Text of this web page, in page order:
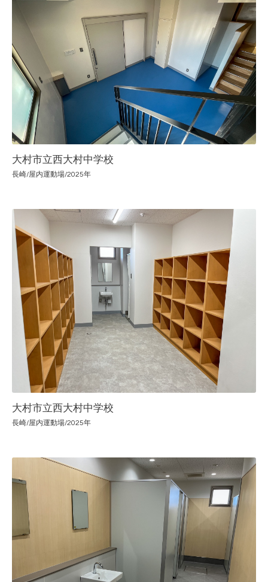
大村市立西大村中学校
長崎/屋内運動場/2025年
大村市立西大村中学校
長崎/屋内運動場/2025年